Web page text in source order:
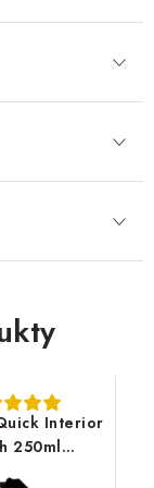
Interior
250ml